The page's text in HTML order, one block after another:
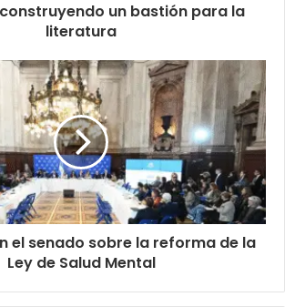
un bastión para la
literatura
el senado sobre la reforma de la
Ley de Salud Mental